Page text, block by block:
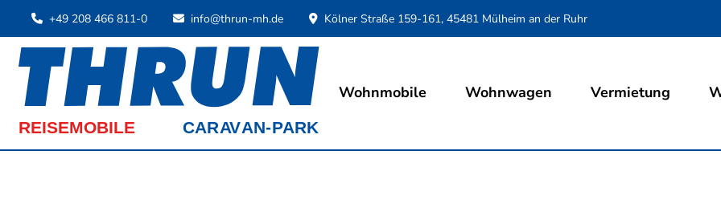
+49 208 466 811-0 info@thrun-mh.de Kölner Straße 159-161, 45481 Mülheim an der Ruhr
Wohnmobile Wohnwagen Vermietung